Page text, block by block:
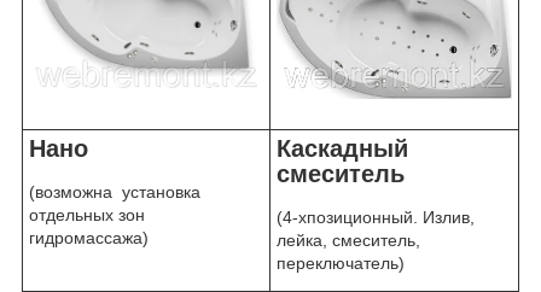
Нано
(возможна установка
отдельных зон
гидромассажа)
Каскадный
смеситель
(4-хпозиционный. Излив,
лейка, смеситель,
переключатель)